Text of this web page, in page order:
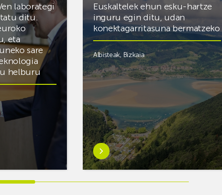
laborategi
ditu.
eta
sare
helburu
Euskaltelek ehun esku-hartze
inguru egin ditu, udan
konektagarritasuna bermatzeko
Albisteak, Bizkaia
Ezagutu
gehiago:Euskaltelek
ehun
esku-